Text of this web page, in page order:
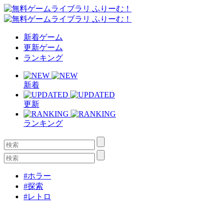
新着ゲーム
更新ゲーム
ランキング
新着
更新
ランキング
#ホラー
#探索
#レトロ